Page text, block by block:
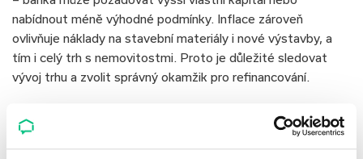
nabídnout méně výhodné podmínky. Inflace zároveň
ovlivňuje náklady na stavební materiály i nové výstavby, a
tím i celý trh s nemovitostmi. Proto je důležité sledovat
vývoj trhu a zvolit správný okamžik pro refinancování.
Alternativy k refinancování